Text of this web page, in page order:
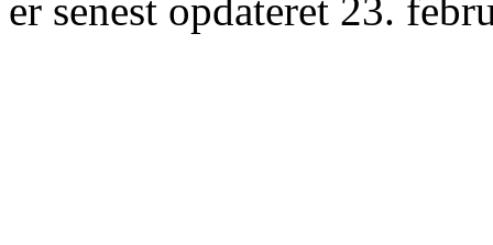
er senest opdateret 23.